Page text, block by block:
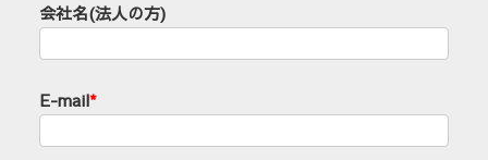
会社名(法人の方)
E-mail*